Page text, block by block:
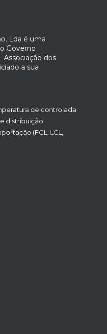
Lda é uma
Governo
Associação dos
a sua
de controlada
distribuição
(FCL, LCL,